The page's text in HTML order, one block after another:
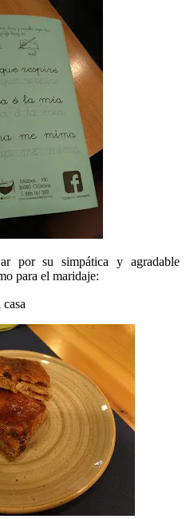
por su simpática y agradable
para el maridaje: